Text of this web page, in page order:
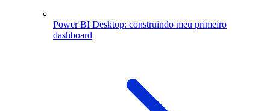
Power BI Desktop: construindo meu primeiro
dashboard